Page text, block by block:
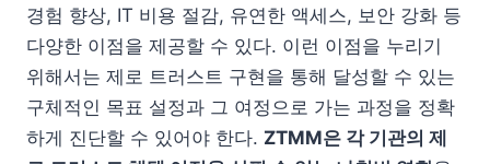
경험 향상, IT 비용 절감, 유연한 액세스, 보안 강화 등
다양한 이점을 제공할 수 있다. 이런 이점을 누리기
위해서는 제로 트러스트 구현을 통해 달성할 수 있는
구체적인 목표 설정과 그 여정으로 가는 과정을 정확
하게 진단할 수 있어야 한다. ZTMM은 각 기관의 제